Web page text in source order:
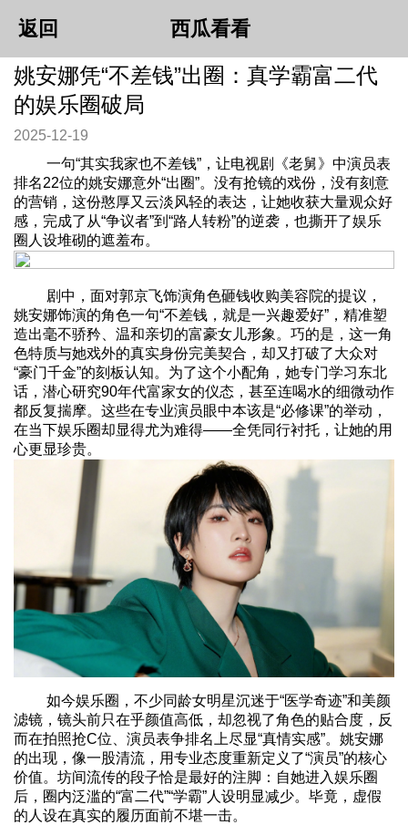
返回 西瓜看看
姚安娜凭“不差钱”出圈：真学霸富二代
的娱乐圈破局
2025-12-19
一句“其实我家也不差钱”，让电视剧《老舅》中演员表
排名22位的姚安娜意外“出圈”。没有抢镜的戏份，没有刻意
的营销，这份憨厚又云淡风轻的表达，让她收获大量观众好
感，完成了从“争议者”到“路人转粉”的逆袭，也撕开了娱乐
圈人设堆砌的遮羞布。
剧中，面对郭京飞饰演角色砸钱收购美容院的提议，
姚安娜饰演的角色一句“不差钱，就是一兴趣爱好”，精准塑
造出毫不骄矜、温和亲切的富豪女儿形象。巧的是，这一角
色特质与她戏外的真实身份完美契合，却又打破了大众对
“豪门千金”的刻板认知。为了这个小配角，她专门学习东北
话，潜心研究90年代富家女的仪态，甚至连喝水的细微动作
都反复揣摩。这些在专业演员眼中本该是“必修课”的举动，
在当下娱乐圈却显得尤为难得——全凭同行衬托，让她的用
心更显珍贵。
如今娱乐圈，不少同龄女明星沉迷于“医学奇迹”和美颜
滤镜，镜头前只在乎颜值高低，却忽视了角色的贴合度，反
而在拍照抢C位、演员表争排名上尽显“真情实感”。姚安娜
的出现，像一股清流，用专业态度重新定义了“演员”的核心
价值。坊间流传的段子恰是最好的注脚：自她进入娱乐圈
后，圈内泛滥的“富二代”“学霸”人设明显减少。毕竟，虚假
的人设在真实的履历面前不堪一击。